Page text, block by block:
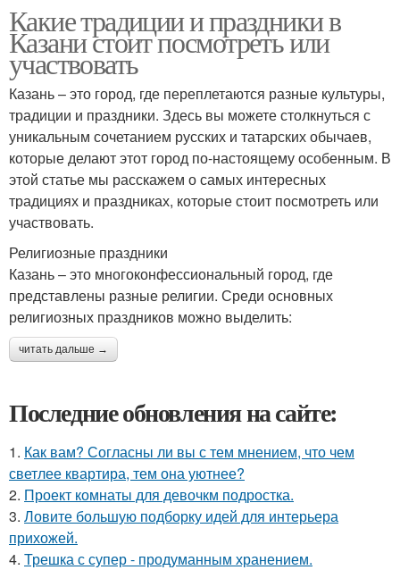
Какие традиции и праздники в
Казани стоит посмотреть или
участвовать
Казань – это город, где переплетаются разные культуры,
традиции и праздники. Здесь вы можете столкнуться с
уникальным сочетанием русских и татарских обычаев,
которые делают этот город по-настоящему особенным. В
этой статье мы расскажем о самых интересных
традициях и праздниках, которые стоит посмотреть или
участвовать.
Религиозные праздники
Казань – это многоконфессиональный город, где
представлены разные религии. Среди основных
религиозных праздников можно выделить:
читать дальше →
Последние обновления на сайте:
1. Как вам? Согласны ли вы с тем мнением, что чем
светлее квартира, тем она уютнее?
2. Проект комнаты для девочкм подростка.
3. Ловите большую подборку идей для интерьера
прихожей.
4. Трешка с супер - продуманным хранением.